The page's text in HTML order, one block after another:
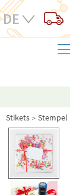
Stikets Stempel